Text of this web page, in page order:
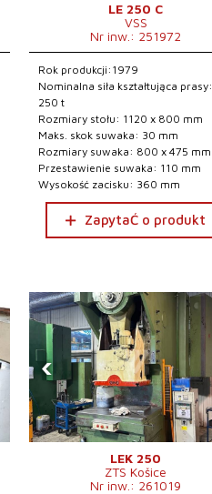
LE 250 C
VSS
Nr inw.: 251972
Rok produkcji:1979
Nominalna siła kształtująca prasy:
250 t
Rozmiary stołu: 1120 x 800 mm
Maks. skok suwaka: 30 mm
Rozmiary suwaka: 800 x 475 mm
Przestawienie suwaka: 110 mm
Wysokość zacisku: 360 mm
ZapytaĆ o produkt
‹
LEK 250
ZTS Košice
Nr inw.: 261019